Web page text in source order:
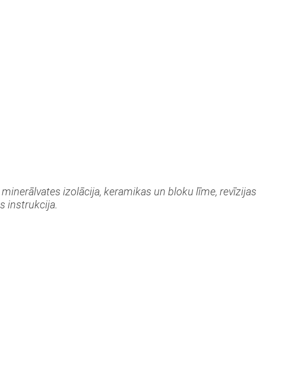
izolācija, keramikas un bloku līme, revīzijas
instrukcija.